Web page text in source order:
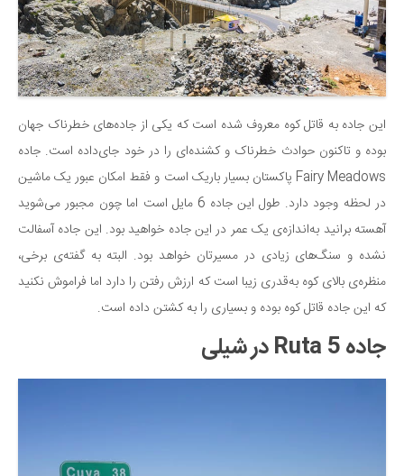
این جاده به قاتل کوه معروف شده است که یکی از جاده‌های خطرناک جهان
بوده و تاکنون حوادث خطرناک و کشنده‌ای را در خود جای‌داده است. جاده
Fairy Meadows پاکستان بسیار باریک است و فقط امکان عبور یک ماشین
در لحظه وجود دارد. طول این جاده 6 مایل است اما چون مجبور می‌شوید
آهسته برانید به‌اندازه‌ی یک عمر در این جاده خواهید بود. این جاده آسفالت
نشده و سنگ‌های زیادی در مسیرتان خواهد بود. البته به گفته‌ی برخی،
منظره‌ی بالای کوه به‌قدری زیبا است که ارزش رفتن را دارد اما فراموش نکنید
که این جاده قاتل کوه بوده و بسیاری را به کشتن داده است.
جاده Ruta 5 در شیلی